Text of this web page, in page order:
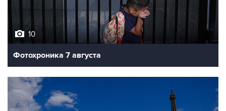
10
Фотохроника 7 августа